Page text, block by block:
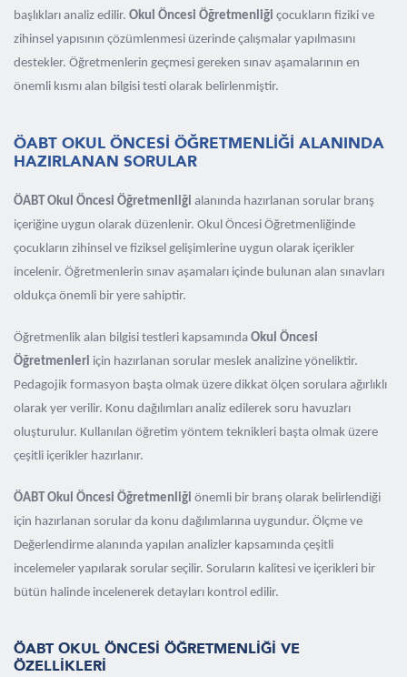
başlıkları analiz edilir. Okul Öncesi Öğretmenliği çocukların fiziki ve
zihinsel yapısının çözümlenmesi üzerinde çalışmalar yapılmasını
destekler. Öğretmenlerin geçmesi gereken sınav aşamalarının en
önemli kısmı alan bilgisi testi olarak belirlenmiştir.
ÖABT OKUL ÖNCESİ ÖĞRETMENLİĞİ ALANINDA
HAZIRLANAN SORULAR
ÖABT Okul Öncesi Öğretmenliği alanında hazırlanan sorular branş
içeriğine uygun olarak düzenlenir. Okul Öncesi Öğretmenliğinde
çocukların zihinsel ve fiziksel gelişimlerine uygun olarak içerikler
incelenir. Öğretmenlerin sınav aşamaları içinde bulunan alan sınavları
oldukça önemli bir yere sahiptir.
Öğretmenlik alan bilgisi testleri kapsamında Okul Öncesi
Öğretmenleri için hazırlanan sorular meslek analizine yöneliktir.
Pedagojik formasyon başta olmak üzere dikkat ölçen sorulara ağırlıklı
olarak yer verilir. Konu dağılımları analiz edilerek soru havuzları
oluşturulur. Kullanılan öğretim yöntem teknikleri başta olmak üzere
çeşitli içerikler hazırlanır.
ÖABT Okul Öncesi Öğretmenliği önemli bir branş olarak belirlendiği
için hazırlanan sorular da konu dağılımlarına uygundur. Ölçme ve
Değerlendirme alanında yapılan analizler kapsamında çeşitli
incelemeler yapılarak sorular seçilir. Soruların kalitesi ve içerikleri bir
bütün halinde incelenerek detayları kontrol edilir.
ÖABT OKUL ÖNCESİ ÖĞRETMENLİĞİ VE
ÖZELLİKLERİ